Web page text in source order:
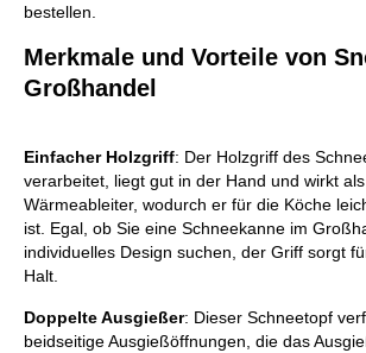
bestellen.
Merkmale und Vorteile von
Großhandel
Einfacher Holzgriff: Der Holzgriff des
verarbeitet, liegt gut in der Hand und wirkt
Wärmeableiter, wodurch er für die Köche
ist. Egal, ob Sie eine Schneekanne im
individuelles Design suchen, der Griff sorgt
Halt.
Doppelte Ausgießer: Dieser Schneetopf
beidseitige Ausgießöffnungen, die das